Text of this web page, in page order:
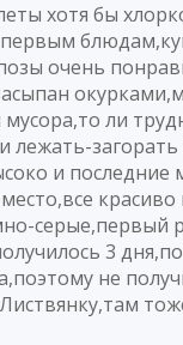
хотя бы
первым
очень
ли
лежать-загорать
и последние
красиво
серые,первый
3
не